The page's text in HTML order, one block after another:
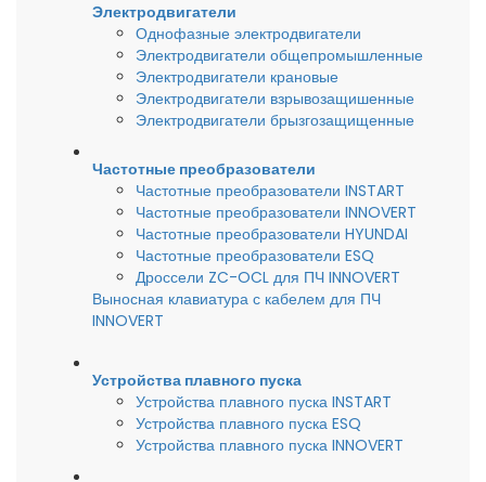
Электродвигатели
Однофазные электродвигатели
Электродвигатели общепромышленные
Электродвигатели крановые
Электродвигатели взрывозащишенные
Электродвигатели брызгозащищенные
Частотные преобразователи
Частотные преобразователи INSTART
Частотные преобразователи INNOVERT
Частотные преобразователи HYUNDAI
Частотные преобразователи ESQ
Дроссели ZC-OCL для ПЧ INNOVERT
Выносная клавиатура с кабелем для ПЧ
INNOVERT
Устройства плавного пуска
Устройства плавного пуска INSTART
Устройства плавного пуска ESQ
Устройства плавного пуска INNOVERT